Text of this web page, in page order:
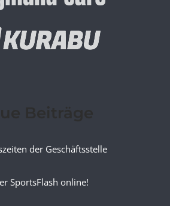
der Geschäftsstelle
SportsFlash online!